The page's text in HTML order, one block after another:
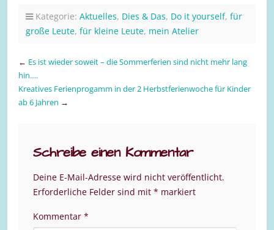
Kategorie: Aktuelles, Dies & Das, Do it yourself, für
große Leute, für kleine Leute, mein Atelier
← Es ist wieder soweit – die Sommerferien sind nicht mehr lang
hin….
Kreatives Ferienprogamm in der 2 Herbstferienwoche für Kinder
ab 6 Jahren →
Schreibe einen Kommentar
Deine E-Mail-Adresse wird nicht veröffentlicht.
Erforderliche Felder sind mit * markiert
Kommentar *